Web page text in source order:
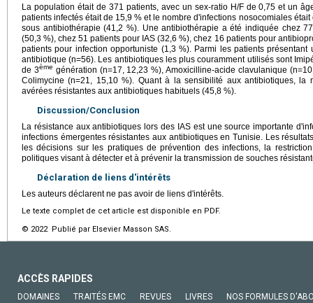
La population était de 371 patients, avec un sex-ratio H/F de 0,75 et un
patients infectés était de 15,9 % et le nombre d'infections nosocomiales
sous antibiothérapie (41,2 %). Une antibiothérapie a été indiquée chez
(50,3 %), chez 51 patients pour IAS (32,6 %), chez 16 patients pour
patients pour infection opportuniste (1,3 %). Parmi les patients
antibiotique (n=56). Les antibiotiques les plus couramment utilisés sont
de 3ème génération (n=17, 12,23 %), Amoxicilline-acide clavulanique
Colimycine (n=21, 15,10 %). Quant à la sensibilité aux antibiotiques, la
avérées résistantes aux antibiotiques habituels (45,8 %).
Discussion/Conclusion
La résistance aux antibiotiques lors des IAS est une source importante
infections émergentes résistantes aux antibiotiques en Tunisie. Les
les décisions sur les pratiques de prévention des infections, la
politiques visant à détecter et à prévenir la transmission de souches
Déclaration de liens d'intérêts
Les auteurs déclarent ne pas avoir de liens d'intérêts.
Le texte complet de cet article est disponible en PDF.
© 2022 Publié par Elsevier Masson SAS.
ACCÈS RAPIDES
DOMAINES TRAITÉS EMC REVUES LIVRES NOS FORMULES